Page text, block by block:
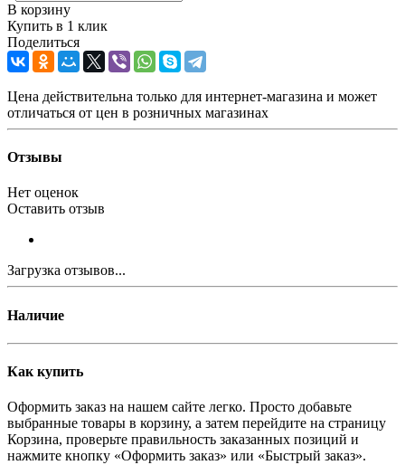
В корзину
Купить в 1 клик
Поделиться
Цена действительна только для интернет-магазина и может
отличаться от цен в розничных магазинах
Отзывы
Нет оценок
Оставить отзыв
Загрузка отзывов...
Наличие
Как купить
Оформить заказ на нашем сайте легко. Просто добавьте
выбранные товары в корзину, а затем перейдите на страницу
Корзина, проверьте правильность заказанных позиций и
нажмите кнопку «Оформить заказ» или «Быстрый заказ».